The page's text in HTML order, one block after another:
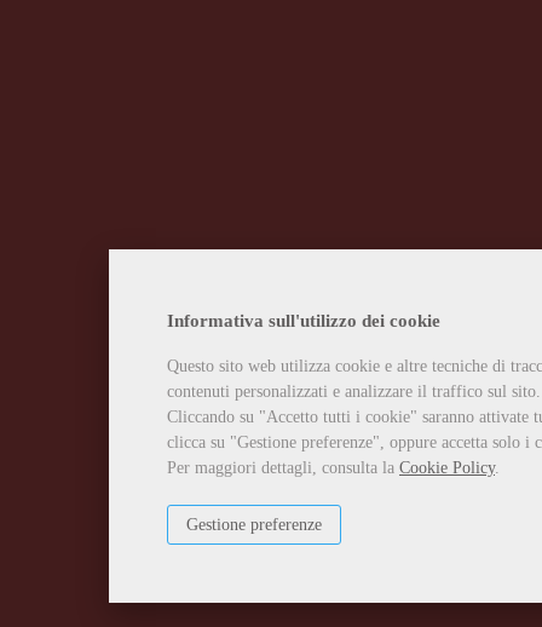
Informativa sull'utilizzo dei cookie
Questo sito web utilizza cookie e altre tecniche di
contenuti personalizzati e analizzare il traffico sul sito.
Cliccando su "Accetto tutti i cookie" saranno attivate
clicca su "Gestione preferenze", oppure accetta solo
Per maggiori dettagli, consulta la Cookie Policy.
Gestione preferenze